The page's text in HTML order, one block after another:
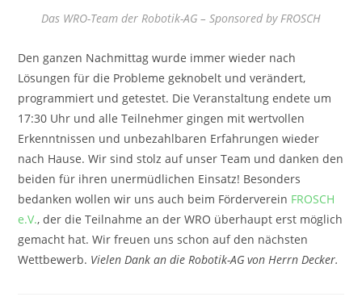
Das WRO-Team der Robotik-AG – Sponsored by FROSCH
Den ganzen Nachmittag wurde immer wieder nach
Lösungen für die Probleme geknobelt und verändert,
programmiert und getestet. Die Veranstaltung endete um
17:30 Uhr und alle Teilnehmer gingen mit wertvollen
Erkenntnissen und unbezahlbaren Erfahrungen wieder
nach Hause. Wir sind stolz auf unser Team und danken den
beiden für ihren unermüdlichen Einsatz! Besonders
bedanken wollen wir uns auch beim Förderverein FROSCH
e.V., der die Teilnahme an der WRO überhaupt erst möglich
gemacht hat. Wir freuen uns schon auf den nächsten
Wettbewerb. Vielen Dank an die Robotik-AG von Herrn Decker.